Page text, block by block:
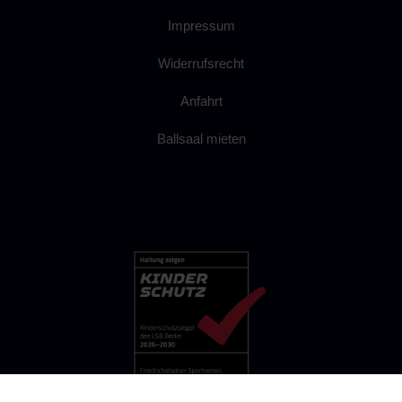
Impressum
Widerrufsrecht
Anfahrt
Ballsaal mieten